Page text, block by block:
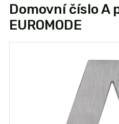
Domovní číslo A
EUROMODE